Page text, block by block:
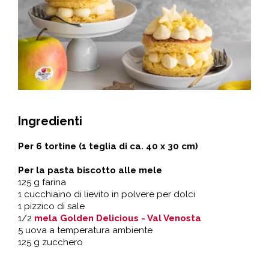
Ingredienti
Per 6 tortine (1 teglia di ca. 40 x 30 cm)
Per la pasta biscotto alle mele
125 g farina
1 cucchiaino di lievito in polvere per dolci
1 pizzico di sale
1/2 mela Golden Delicious - Val Venosta
5 uova a temperatura ambiente
125 g zucchero